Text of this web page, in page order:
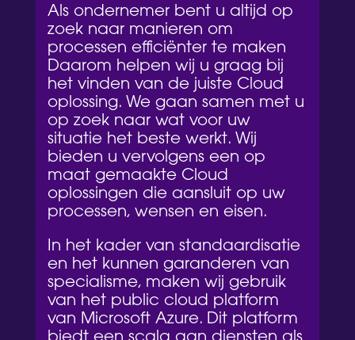
Als ondernemer bent u altijd op
zoek naar manieren om
processen efficiënter te maken
Daarom helpen wij u graag bij
het vinden van de juiste Cloud
oplossing. We gaan samen met u
op zoek naar wat voor uw
situatie het beste werkt. Wij
bieden u vervolgens een op
maat gemaakte Cloud
oplossingen die aansluit op uw
processen, wensen en eisen.
In het kader van standaardisatie
en het kunnen garanderen van
specialisme, maken wij gebruik
van het public cloud platform
van Microsoft Azure. Dit platform
biedt een scala aan diensten als